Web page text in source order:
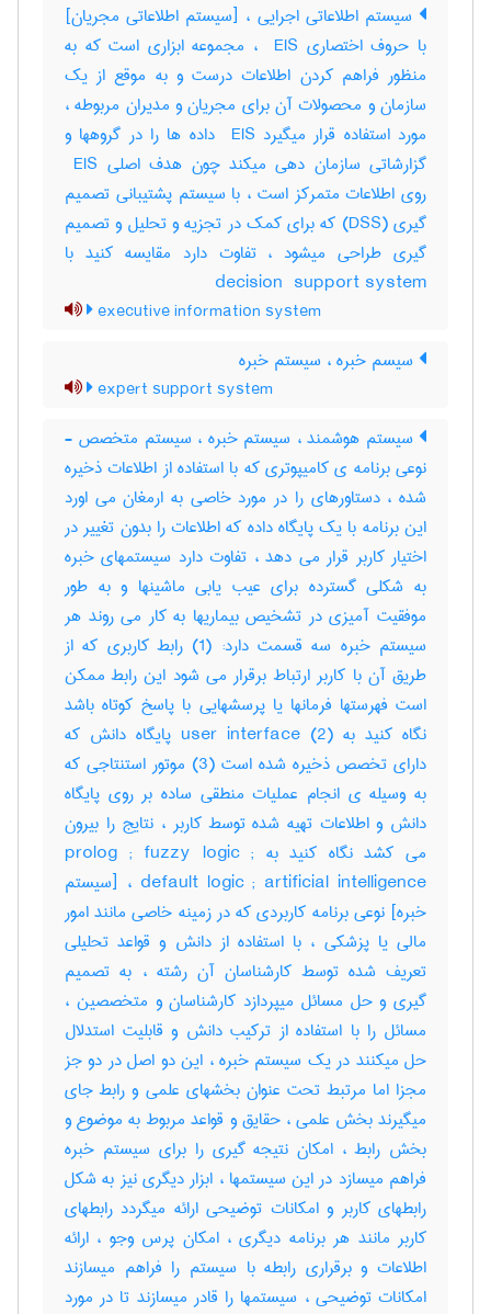
سیستم اطلاعاتی اجرایی ، [سیستم اطلاعاتی مجریان]
با حروف اختصاری ‎ EIS ، مجموعه ابزاری است که به
منظور فراهم کردن اطلاعات درست و به موقع از یک
سازمان و محصولات آن برای مجریان و مدیران مربوطه ،
مورد استفاده قرار میگیرد ‎ EIS داده ها را در گروهها و
گزارشاتی سازمان دهی میکند چون هدف اصلی ‎ EIS
روی اطلاعات متمرکز است ، با سیستم پشتیبانی تصمیم
گیری (‎DSS) که برای کمک در تجزیه و تحلیل و تصمیم
گیری طراحی میشود ، تفاوت دارد مقایسه کنید با
‎decision ‎ support system
executive information system
سیسم خبره ، سیستم خبره
expert support system
سیستم هوشمند ، سیستم خبره ، سیستم متخصص -
نوعی برنامه ی کامیپوتری که با استفاده از اطلاعات ذخیره
شده ، دستاورهای را در مورد خاصی به ارمغان می اورد
این برنامه با یک پایگاه داده که اطلاعات را بدون تغییر در
اختیار کاربر قرار می دهد ، تفاوت دارد سیستمهای خبره
به شکلی گسترده برای عیب یابی ماشینها و به طور
موفقیت آمیزی در تشخیص بیماریها به کار می روند هر
سیستم خبره سه قسمت دارد: (1) رابط کاربری که از
طریق آن با کاربر ارتباط برقرار می شود این رابط ممکن
است فهرستها فرمانها یا پرسشهایی با پاسخ کوتاه باشد
نگاه کنید به user interface (2) پایگاه دانش که
دارای تخصص ذخیره شده است (3) موتور استنتاجی که
به وسیله ی انجام عملیات منطقی ساده بر روی پایگاه
دانش و اطلاعات تهیه شده توسط کاربر ، نتایج را بیرون
می کشد نگاه کنید به prolog ; fuzzy logic ;
default logic ; artificial intelligence ، [سیستم
خبره] نوعی برنامه کاربردی که در زمینه خاصی مانند امور
مالی یا پزشکی ، با استفاده از دانش و قواعد تحلیلی
تعریف شده توسط کارشناسان آن رشته ، به تصمیم
گیری و حل مسائل میپردازد کارشناسان و متخصصین ،
مسائل را با استفاده از ترکیب دانش و قابلیت استدلال
حل میکنند در یک سیستم خبره ، این دو اصل در دو جز
مجزا اما مرتبط تحت عنوان بخشهای علمی و رابط جای
میگیرند بخش علمی ، حقایق و قواعد مربوط به موضوع و
بخش رابط ، امکان نتیجه گیری را برای سیستم خبره
فراهم میسازد در این سیستمها ، ابزار دیگری نیز به شکل
رابطهای کاربر و امکانات توضیحی ارائه میگردد رابطهای
کاربر مانند هر برنامه دیگری ، امکان پرس وجو ، ارائه
اطلاعات و برقراری رابطه با سیستم را فراهم میسازند
امکانات توضیحی ، سیستمها را قادر میسازند تا در مورد